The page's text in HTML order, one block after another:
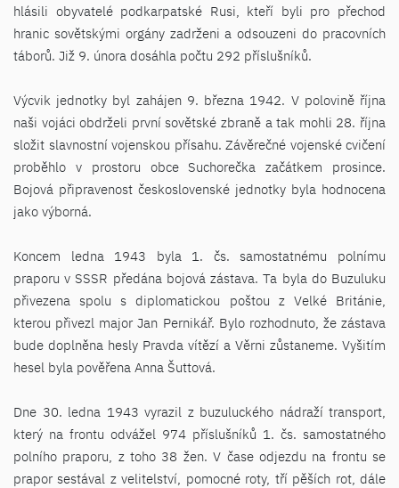
hlásili obyvatelé podkarpatské Rusi, kteří byli pro přechod
hranic sovětskými orgány zadrženi a odsouzeni do pracovních
táborů. Již 9. února dosáhla počtu 292 příslušníků.
Výcvik jednotky byl zahájen 9. března 1942. V polovině října
naši vojáci obdrželi první sovětské zbraně a tak mohli 28. října
složit slavnostní vojenskou přísahu. Závěrečné vojenské cvičení
proběhlo v prostoru obce Suchorečka začátkem prosince.
Bojová připravenost československé jednotky byla hodnocena
jako výborná.
Koncem ledna 1943 byla 1. čs. samostatnému polnímu
praporu v SSSR předána bojová zástava. Ta byla do Buzuluku
přivezena spolu s diplomatickou poštou z Velké Británie,
kterou přivezl major Jan Pernikář. Bylo rozhodnuto, že zástava
bude doplněna hesly Pravda vítězí a Věrni zůstaneme. Vyšitím
hesel byla pověřena Anna Šuttová.
Dne 30. ledna 1943 vyrazil z buzuluckého nádraží transport,
který na frontu odvážel 974 příslušníků 1. čs. samostatného
polního praporu, z toho 38 žen. V čase odjezdu na frontu se
prapor sestával z velitelství, pomocné roty, tří pěších rot, dále